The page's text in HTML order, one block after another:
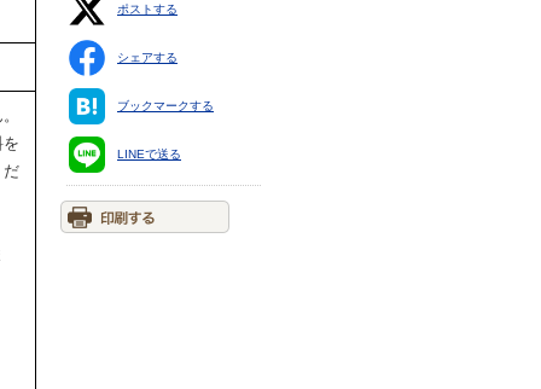
だ
ポストする
シェアする
ブックマークする
LINEで送る